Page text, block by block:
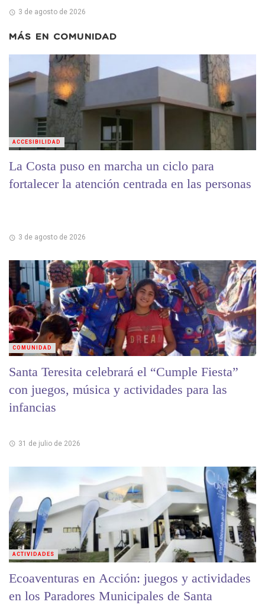
3 de agosto de 2026
MÁS EN COMUNIDAD
La Costa puso en marcha un ciclo para
fortalecer la atención centrada en las personas
3 de agosto de 2026
ACCESIBILIDAD
Santa Teresita celebrará el “Cumple Fiesta”
con juegos, música y actividades para las
infancias
31 de julio de 2026
COMUNIDAD
Ecoaventuras en Acción: juegos y actividades
en los Paradores Municipales de Santa
ACTIVIDADES